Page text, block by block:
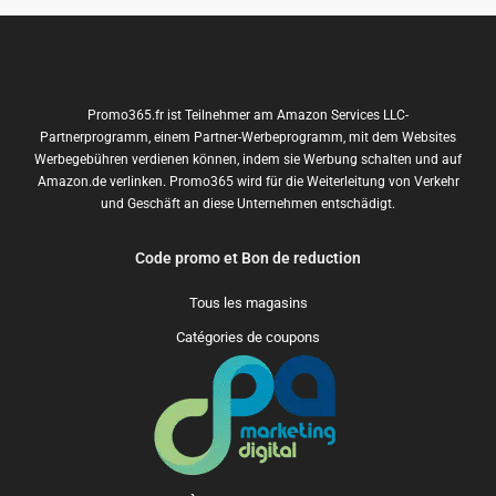
Promo365.fr ist Teilnehmer am Amazon Services LLC-
Partnerprogramm, einem Partner-Werbeprogramm, mit dem Websites
Werbegebühren verdienen können, indem sie Werbung schalten und auf
Amazon.de verlinken. Promo365 wird für die Weiterleitung von Verkehr
und Geschäft an diese Unternehmen entschädigt.
Code promo et Bon de reduction
Tous les magasins
Catégories de coupons